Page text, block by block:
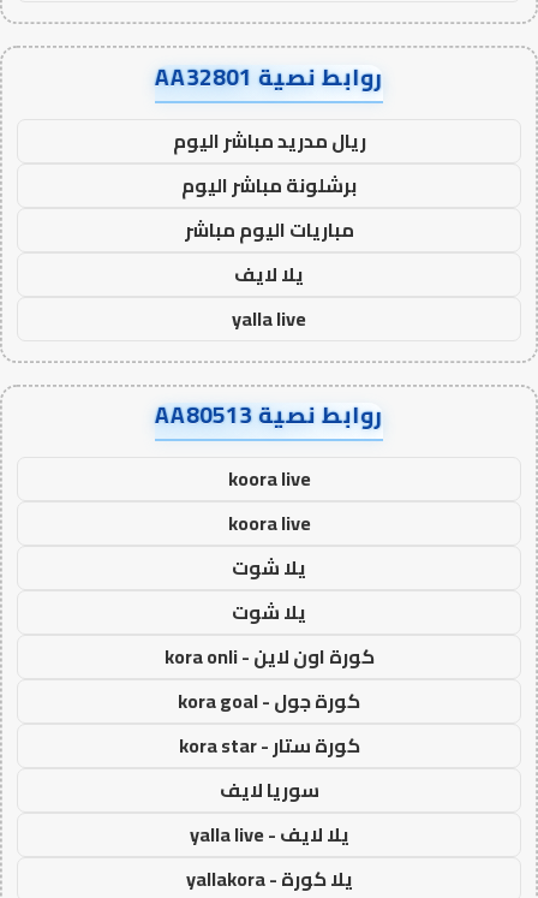
روابط نصية AA32801
ريال مدريد مباشر اليوم
برشلونة مباشر اليوم
مباريات اليوم مباشر
يلا لايف
yalla live
روابط نصية AA80513
koora live
koora live
يلا شوت
يلا شوت
كورة اون لاين - kora onli
كورة جول - kora goal
كورة ستار - kora star
سوريا لايف
يلا لايف - yalla live
يلا كورة - yallakora